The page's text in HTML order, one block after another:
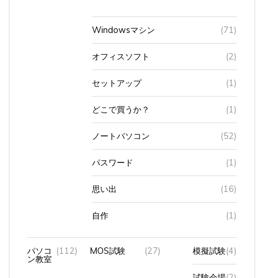
Windowsマシン (71)
(2)
セットアップ (1)
どこで買うか？ (1)
ノートパソコン (52)
パスワード (1)
思い出 (16)
自作 (1)
パソコ
ン教室
(112) MOS試験 (27) 模擬試験 (4)
試験会場 (2)